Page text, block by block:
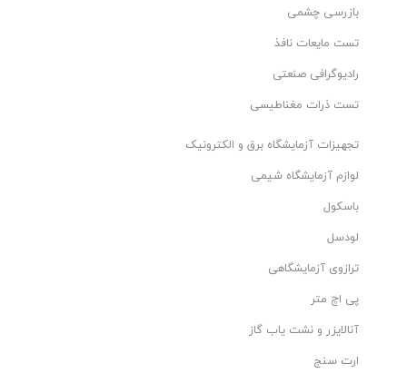
بازرسی چشمی
تست مایعات نافذ
رادیوگرافی صنعتی
تست ذرات مغناطیسی
تجهیزات آزمایشگاه برق و الکترونیک
لوازم آزمایشگاه شیمی
باسکول
لودسل
ترازوی آزمایشگاهی
پی اچ متر
آنالایزر و نشت یاب گاز
ارت سنج